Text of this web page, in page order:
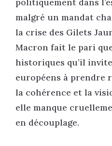
malgré un mandat
la crise des Gilets
Macron fait le pari
historiques qu’il
européens à prendre
la cohérence et la
elle manque
en découplage.